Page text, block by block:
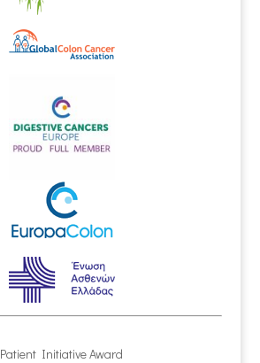
Patient Initiative Award